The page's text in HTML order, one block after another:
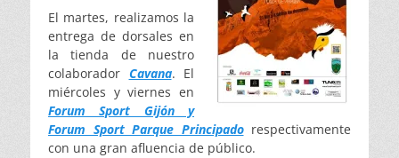
El martes, realizamos la
entrega de dorsales en
la tienda de nuestro
colaborador Cavana. El
miércoles y viernes en
Forum Sport Gijón y
Forum Sport Parque Principadorespectivamente
con una gran afluencia de público.